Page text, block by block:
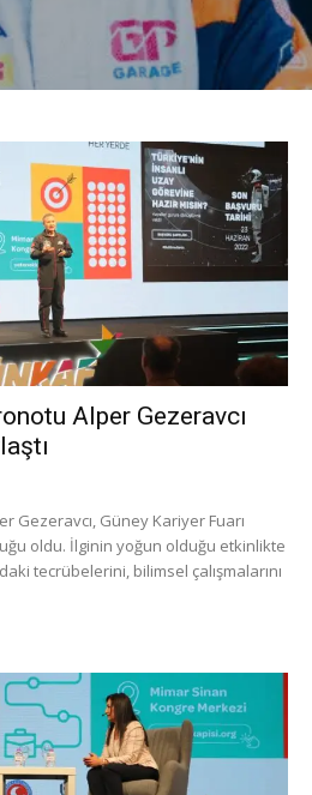
Alper Gezeravcı
Gezeravcı, Güney Kariyer Fuarı
oldu. İlginin yoğun olduğu etkinlikte
tecrübelerini, bilimsel çalışmalarını